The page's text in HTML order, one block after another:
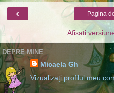
‹ Pagina
Afișați
DEPRE MINE
Micaela Gh
Vizualizați profilul meu